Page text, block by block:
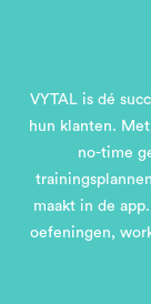
VYTAL is dé
hun klanten.
no-time
maakt in de
oefeningen,